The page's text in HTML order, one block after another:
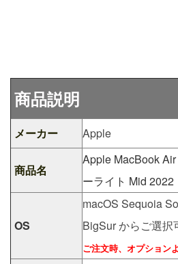
商品説明
メーカー Apple
商品名
Apple MacBook
ーライト Mid 2022
OS
macOS Sequoia
BigSur からご選択
ご注文時、オプション